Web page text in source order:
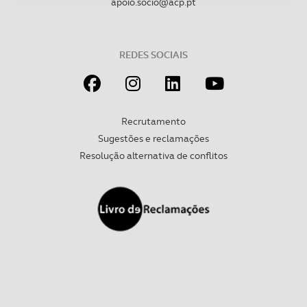
O ACP garantirá que as transferências internacionais de
dados pessoais serão realizadas apenas com o seu
Realçamos que o bloqueio de certo tipo de Cookies e
experiência de navegação no Website e nos serviços
REDES SOCIAIS
Recrutamento
Sugestões e reclamações
Resolução alternativa de conflitos